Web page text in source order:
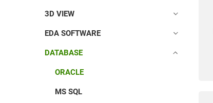
3D VIEW
EDA SOFTWARE
DATABASE
ORACLE
MS SQL